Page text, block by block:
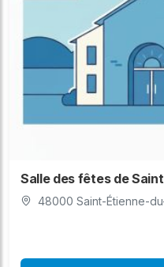
Salle des fêtes de
48000 Saint-Étienne-